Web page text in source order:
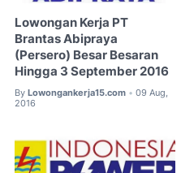
Lowongan Kerja PT
Brantas Abipraya
(Persero) Besar Besaran
Hingga 3 September 2016
By Lowongankerja15.com • 09 Aug,
2016